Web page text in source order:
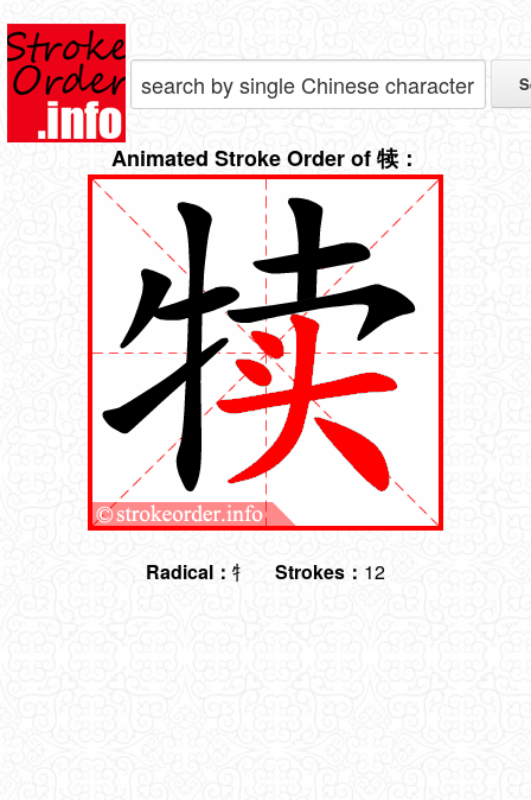
Animated Stroke Order of 犊：
Radical： 牜 Strokes： 12